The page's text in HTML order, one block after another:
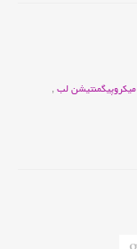
میکروپیگمنتیشن لب,